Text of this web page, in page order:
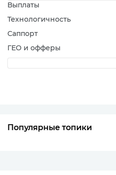
Выплаты
Технологичность
Саппорт
ГЕО и офферы
Популярные топики